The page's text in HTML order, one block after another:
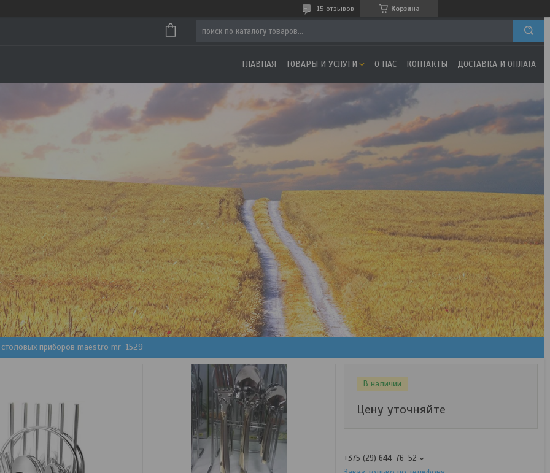
Корзина
15 отзывов
ГЛАВНАЯ ТОВАРЫ И УСЛУГИ О НАС КОНТАКТЫ ДОСТАВКА И ОПЛАТА
приборов maestro mr-1529
В наличии
Цену уточняйте
+375 (29) 644-76-52